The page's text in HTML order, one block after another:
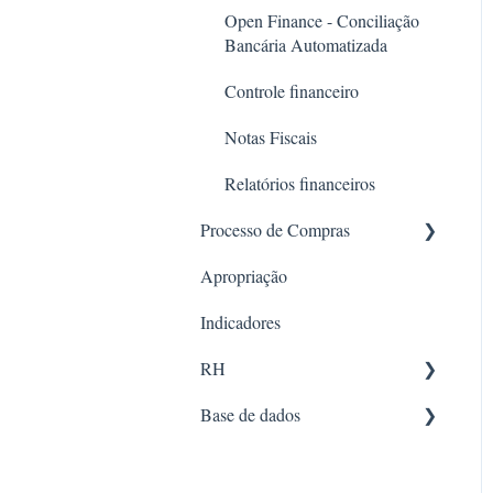
Gerenciamento de contratos
Análise e Exportação
Gestão de Compromissos e
Open Finance - Conciliação
Bancária Automatizada
Controle financeiro
Notas Fiscais
Relatórios financeiros
Processo de Compras
Solicitações (pré-cotação)
Cotação
Histórico de preços
Apropriação
Indicadores
RH
Documentos
Base de dados